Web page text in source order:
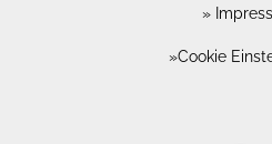
Cookie